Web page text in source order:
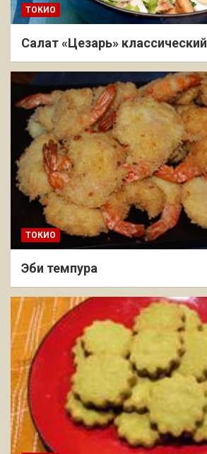
ТОКИО
Салат «Цезарь» классический
ТОКИО
Эби темпура